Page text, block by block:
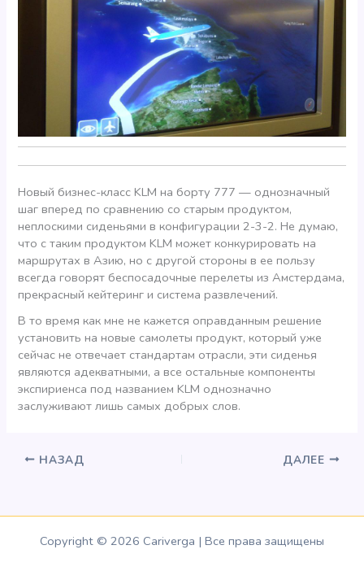
Новый бизнес-класс KLM на борту 777 — однозначный
шаг вперед по сравнению со старым продуктом,
неплоскими сиденьями в конфигурации 2-3-2. Не думаю,
что с таким продуктом KLM может конкурировать на
маршрутах в Азию, но с другой стороны в ее пользу
всегда говорят беспосадочные перелеты из Амстердама,
прекрасный кейтеринг и система развлечений.
В то время как мне не кажется оправданным решение
установить на новые самолеты продукт, который уже
сейчас не отвечает стандартам отрасли, эти сиденья
являются адекватными, а все остальные компоненты
экспириенса под названием KLM однозначно
заслуживают лишь самых добрых слов.
НАЗАД ДАЛЕЕ
Copyright © 2026 Cariverga | Все права защищены